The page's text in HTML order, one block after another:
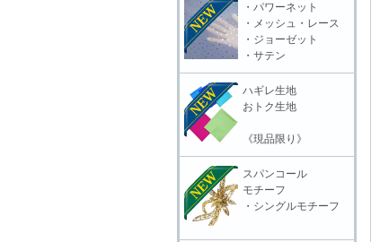
・パワーネット
・メッシュ・レース
・ジョーゼット
・サテン
ハギレ生地
おトク生地
《現品限り》
スパンコール
モチーフ
・シングルモチーフ